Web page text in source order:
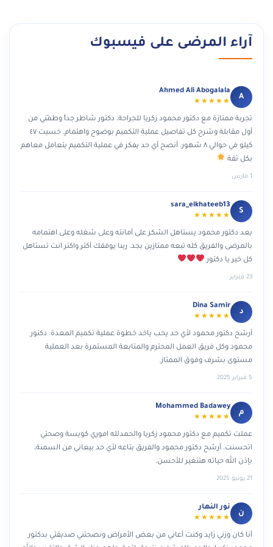
آراء المرضى على فيسبوك
A
Ahmed Ali Abogalala
★★★★★
تجربة ممتازة مع دكتور محمود زكريا للجراحة، دكتور شاطر جداً وطمّني من
أول مقابلة وشرح كل تفاصيل عملية التكميم بوضوح واهتمام. خسيت ٤٧
كيلو في حوالي ٨ شهور. أنصح أي حد يفكر في عملية التكميم يتعامل معاهم
بكل ثقة
1 مارس
S
sara_elkhateeb13
★★★★★
يعد دكتور محمود يستاهل الشكر على أمانته وعلى شغله وعلى اهتمامه
بالمرضى والفريق كله تبعه ممتازين بجد. ربنا يوفقك أكتر واكتر انت تستاهل
كل خير يا دكتور
23 فبراير
د
Dina Samir
★★★★★
أرشح دكتور محمود لأي حد يحب ياخد خطوة عملية تكميم المعدة. دكتور
محمود وكل فريق العمل المحترم والمتابعة المستمرة بعد العملية
مستوى بشرف وفوق الممتاز.
5 فبراير 2025
م
Mohammed Badawey
★★★★★
عملت تكميم مع دكتور محمود زكريا والحمدلله اموري كويسة وصحتي
اتحسنت. أرشح دكتور محمود والفريق بتاعه لأي حد بيعاني من السمنة،
بإذن الله حياته هتتغير للأحسن.
21 يونيو 2025
ن
نور النهار
★★★★★
أنا كان وزني زايد وكنت أعاني من بعض الأمراض ونصحتني صديقتي بدكتور